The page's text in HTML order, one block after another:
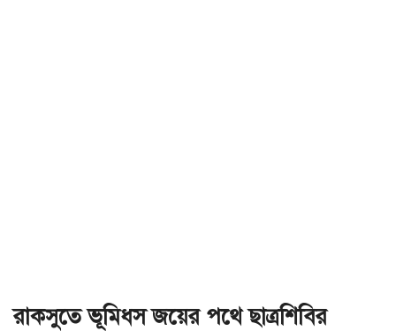
রাকসুতে ভূমিধস জয়ের পথে ছাত্রশিবির